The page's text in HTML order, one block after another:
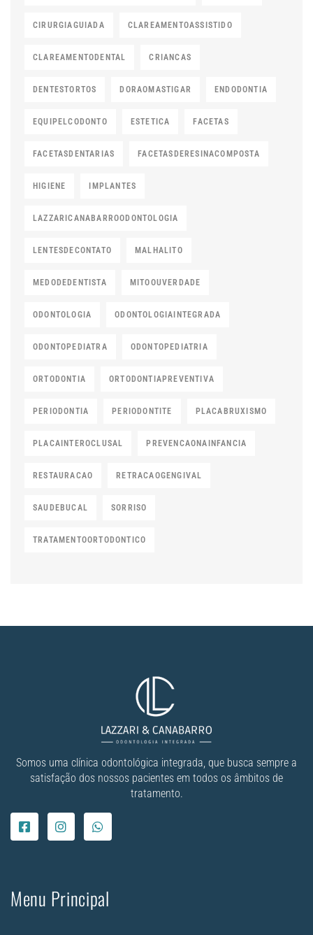
CIRURGIAGUIADA CLAREAMENTOASSISTIDO
CLAREAMENTODENTAL CRIANCAS
DENTESTORTOS DORAOMASTIGAR ENDODONTIA
EQUIPELCODONTO ESTETICA FACETAS
FACETASDENTARIAS FACETASDERESINACOMPOSTA
HIGIENE IMPLANTES
LAZZARICANABARROODONTOLOGIA
LENTESDECONTATO MALHALITO
MEDODEDENTISTA MITOOUVERDADE
ODONTOLOGIA ODONTOLOGIAINTEGRADA
ODONTOPEDIATRA ODONTOPEDIATRIA
ORTODONTIA ORTODONTIAPREVENTIVA
PERIODONTIA PERIODONTITE PLACABRUXISMO
PLACAINTEROCLUSAL PREVENCAONAINFANCIA
RESTAURACAO RETRACAOGENGIVAL
SAUDEBUCAL SORRISO
TRATAMENTOORTODONTICO
Somos uma clínica odontológica integrada, que busca sempre a
satisfação dos nossos pacientes em todos os âmbitos de
tratamento.
Menu Principal